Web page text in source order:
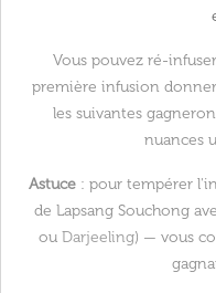
Vous pouvez ré-
première infusion
les suivantes
nuances
Astuce : pour tempérer
de Lapsang Souchong
ou Darjeeling) — vous